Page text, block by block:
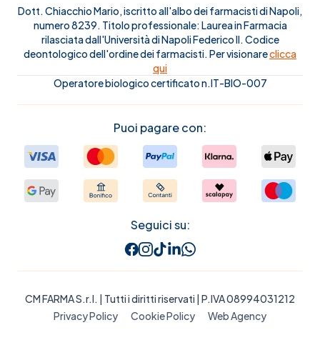
Dott. Chiacchio Mario, iscritto all'albo dei farmacisti di Napoli,
numero 8239. Titolo professionale: Laurea in Farmacia
rilasciata dall'Università di Napoli Federico II. Codice
deontologico dell'ordine dei farmacisti. Per visionareclicca
qui
Operatore biologico certificato n.IT-BIO-007
Puoi pagare con:
Seguici su:
CM FARMA S.r.l. | Tutti i diritti riservati | P.IVA 08994031212
Privacy Policy
Cookie Policy Web Agency